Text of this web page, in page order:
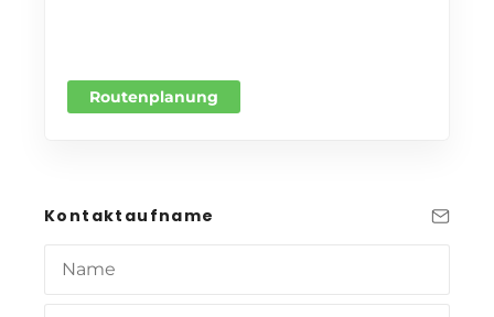
Routenplanung
Kontaktaufname